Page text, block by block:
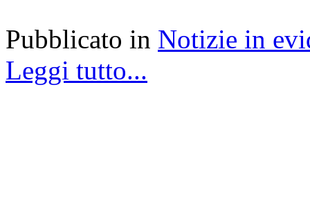
Pubblicato in Notizie in
Leggi tutto...